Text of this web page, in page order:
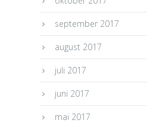
september 2017
august 2017
juli 2017
juni 2017
mai 2017